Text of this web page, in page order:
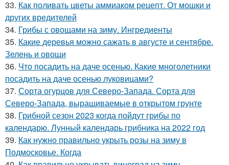
33. Как поливать цветы аммиаком рецепт. От мошки и
других вредителей
34. Грибы с овощами на зиму. Ингредиенты
35. Какие деревья можно сажать в августе и сентябре.
Зелень и овощи
36. Что посадить на даче осенью. Какие многолетники
посадить на даче осенью луковицами?
37. Сорта огурцов для Северо-Запада. Сорта для
Северо-Запада, выращиваемые в открытом грунте
38. Грибной сезон 2023 когда пойдут грибы по
календарю. Лунный календарь грибника на 2022 год
39. Как нужно правильно укрыть розы на зиму в
Подмосковье. Когда